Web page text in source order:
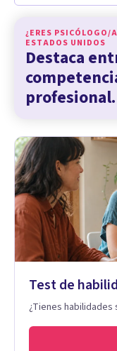
¿ERES PSICÓLOGO/
ESTADOS UNIDOS
Destaca
profesional.
Test de
¿Tienes habilidades